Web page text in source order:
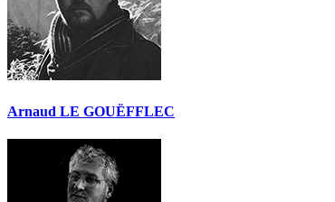
Arnaud LE GOUËFFLEC